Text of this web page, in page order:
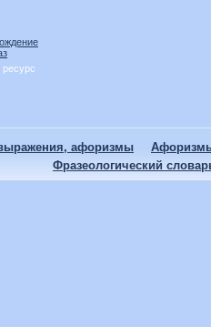
афоризмы
Фразеологический